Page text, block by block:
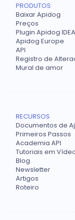
PRODUTOS
Baixar Apidog
Preços
Plugin Apidog IDEA
Apidog Europe
API
Registro de
Mural de amor
RECURSOS
Documentos de
Primeiros Passos
Academia API
Tutoriais em
Blog
Newsletter
Artigos
Roteiro